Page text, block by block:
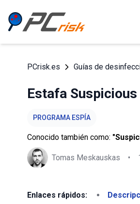
PCrisk.es Guías de
Estafa
PROGRAMA ESPÍA
Conocido también como:
Tomas Meskauskas •
Enlaces rápidos: